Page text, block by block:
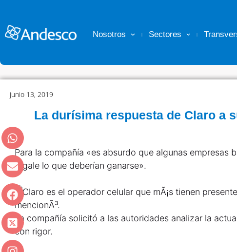
Nosotros Sectores
junio 13, 2019
La durísima respuesta de Claro a
Para la compañía «es absurdo que algunas empresas
regale lo que deberían ganarse».
La compañía solicitó a las autoridades analizar la
con rigor.